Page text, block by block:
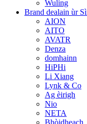
Wuling
Brand dealain ùr
AION
AITO
AVATR
Denza
domhainn
HiPHi
Li Xiang
Lynk & Co
Ag èirigh
Nio
NETA
Bhòidheach